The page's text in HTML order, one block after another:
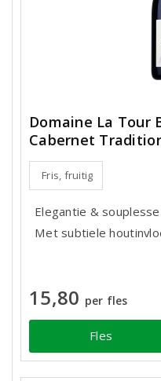
Domaine La Tour
Cabernet
Fris, fruitig
Elegantie & souplesse
Met subtiele
15,80 per fles
Fles